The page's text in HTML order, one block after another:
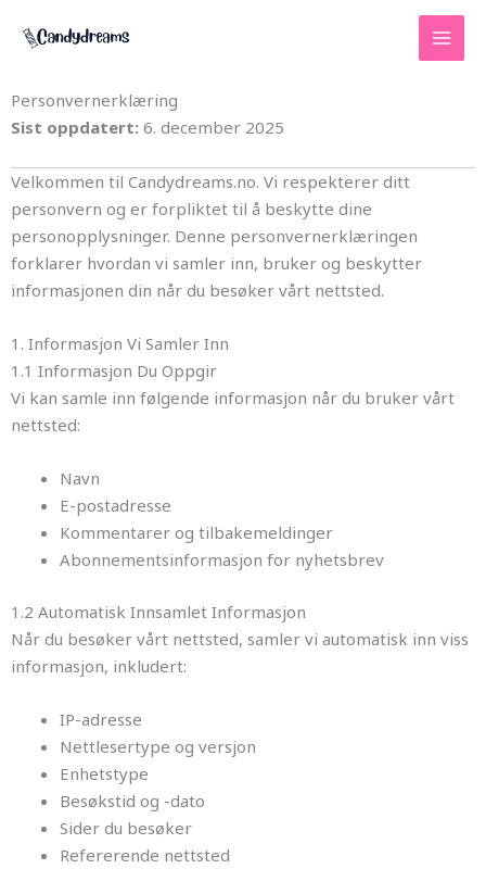
Personvernerklæring
Sist oppdatert: 6. december 2025
Velkommen til Candydreams.no. Vi respekterer ditt
personvern og er forpliktet til å beskytte dine
personopplysninger. Denne personvernerklæringen
forklarer hvordan vi samler inn, bruker og beskytter
informasjonen din når du besøker vårt nettsted.
1. Informasjon Vi Samler Inn
1.1 Informasjon Du Oppgir
Vi kan samle inn følgende informasjon når du bruker vårt
nettsted:
Navn
E-postadresse
Kommentarer og tilbakemeldinger
Abonnementsinformasjon for nyhetsbrev
1.2 Automatisk Innsamlet Informasjon
Når du besøker vårt nettsted, samler vi automatisk inn viss
informasjon, inkludert:
IP-adresse
Nettlesertype og versjon
Enhetstype
Besøkstid og -dato
Sider du besøker
Refererende nettsted